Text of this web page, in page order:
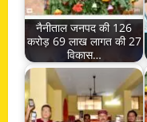
नैनीताल जनपद की 126
करोड़ 69 लाख लागत की 27
विकास…